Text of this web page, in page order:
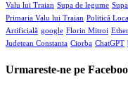
Valu lui Traian Supa de legume
Primaria Valu lui Traian Politică
Artificială google Florin Mitroi
Judetean Constanta Ciorba ChatGPT
Urmareste-ne pe